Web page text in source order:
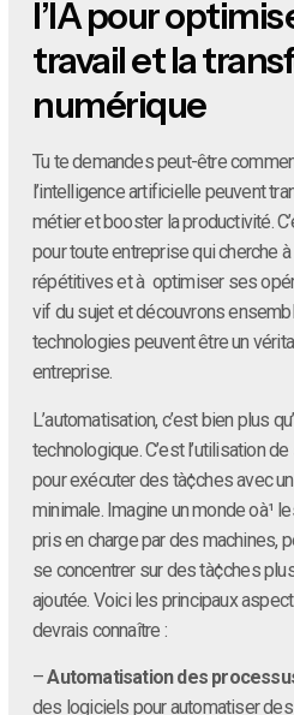
l’IA pour
travail et la
numérique
Tu te demandes peut-être
l’intelligence artificielle peuvent
métier et booster la productivité.
pour toute entreprise qui cherche
répétitives et à optimiser ses
vif du sujet et découvrons
technologies peuvent être un
entreprise.
L’automatisation, c’est bien plus
technologique. C’est l’utilisation
pour exécuter des tà¢ches avec
minimale. Imagine un monde oà¹
pris en charge par des machines,
se concentrer sur des tà¢ches
ajoutée. Voici les principaux
devrais connaître :
–Automatisation des
des logiciels pour automatiser